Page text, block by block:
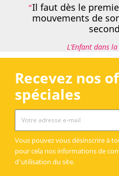
Il faut dès le
mouvements de
L’Enfant dans
Recevez nos
spéciales
Vous pouvez vous désinscrire à
pour cela nos informations de
d'utilisation du site.